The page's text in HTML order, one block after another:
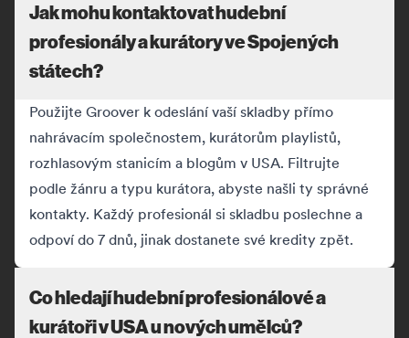
Jak mohu kontaktovat hudební
profesionály a kurátory ve Spojených
státech?
Použijte Groover k odeslání vaší skladby přímo
nahrávacím společnostem, kurátorům playlistů,
rozhlasovým stanicím a blogům v USA. Filtrujte
podle žánru a typu kurátora, abyste našli ty správné
kontakty. Každý profesionál si skladbu poslechne a
odpoví do 7 dnů, jinak dostanete své kredity zpět.
Co hledají hudební profesionálové a
kurátoři v USA u nových umělců?